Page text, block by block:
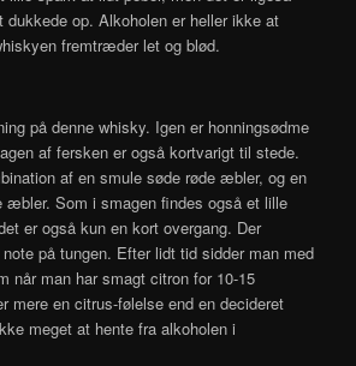
op. Alkoholen er heller ikke at
fremtræder let og blød.
på denne whisky. Igen er honningsødme
af fersken er også kortvarigt til stede.
af en smule søde røde æbler, og en
æbler. Som i smagen findes også et lille
er også kun en kort overgang. Der
på tungen. Efter lidt tid sidder man med
når man har smagt citron for 10-15
mere en citrus-følelse end en decideret
meget at hente fra alkoholen i